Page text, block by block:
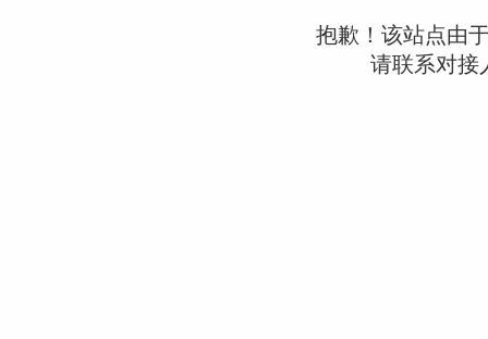
抱歉！该站点由
请联系对接